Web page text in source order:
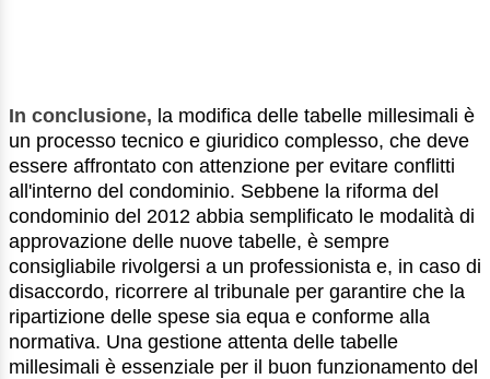
In conclusione, la modifica delle tabelle millesimali è
un processo tecnico e giuridico complesso, che deve
essere affrontato con attenzione per evitare conflitti
all'interno del condominio. Sebbene la riforma del
condominio del 2012 abbia semplificato le modalità di
approvazione delle nuove tabelle, è sempre
consigliabile rivolgersi a un professionista e, in caso di
disaccordo, ricorrere al tribunale per garantire che la
ripartizione delle spese sia equa e conforme alla
normativa. Una gestione attenta delle tabelle
millesimali è essenziale per il buon funzionamento del